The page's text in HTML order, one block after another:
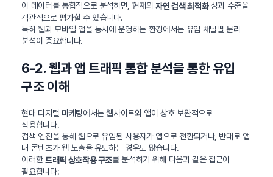
이 데이터를 통합적으로 분석하면, 현재의자연 검색 최적화성과 수준을
객관적으로 평가할 수 있습니다.
특히 웹과 모바일 앱을 동시에 운영하는 환경에서는 유입 채널별 분리
분석이 중요합니다.
6-2. 웹과 앱 트래픽 통합 분석을 통한 유입
구조 이해
현대 디지털 마케팅에서는 웹사이트와 앱이 상호 보완적으로
작용합니다.
검색 엔진을 통해 웹으로 유입된 사용자가 앱으로 전환되거나, 반대로 앱
내 콘텐츠가 웹 노출을 유도하는 경우도 많습니다.
이러한트래픽 상호작용 구조를 분석하기 위해 다음과 같은 접근이
필요합니다: